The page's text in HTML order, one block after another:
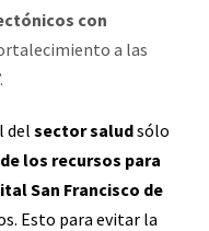
con
a las
del sector saludsólo
los recursos para
San Francisco de
Esto para evitar la